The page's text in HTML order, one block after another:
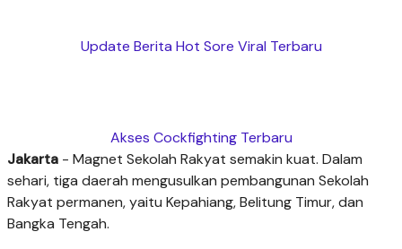
Update Berita Hot Sore Viral Terbaru
Akses Cockfighting Terbaru
Jakarta - Magnet Sekolah Rakyat semakin kuat. Dalam
sehari, tiga daerah mengusulkan pembangunan Sekolah
Rakyat permanen, yaitu Kepahiang, Belitung Timur, dan
Bangka Tengah.